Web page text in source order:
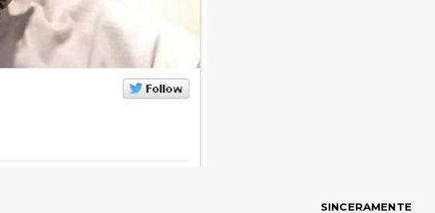
SINCERAMENTE